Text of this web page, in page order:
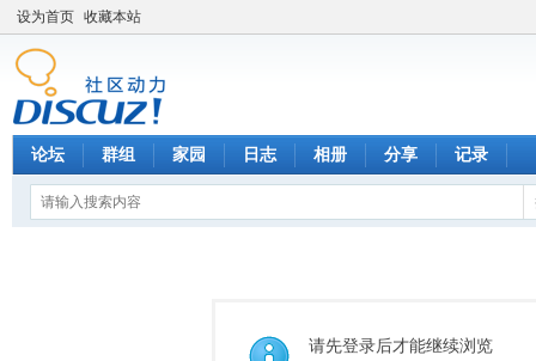
设为首页 收藏本站
论坛 群组 家园 日志 相册 分享 记录
请先登录后才能继续浏览